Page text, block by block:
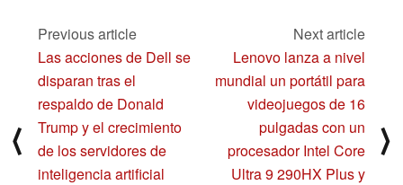
⟨
Previous article
Las acciones de Dell se
disparan tras el
respaldo de Donald
Trump y el crecimiento
de los servidores de
inteligencia artificial
Next article
Lenovo lanza a nivel
mundial un portátil para
videojuegos de 16
pulgadas con un
procesador Intel Core
Ultra 9 290HX Plus y
⟩